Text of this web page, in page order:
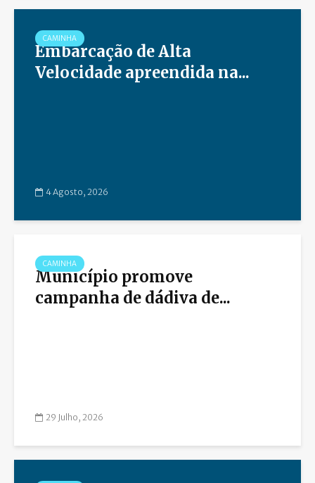
CAMINHA
Embarcação de Alta
Velocidade apreendida na...
4 Agosto, 2026
CAMINHA
Município promove
campanha de dádiva de...
29 Julho, 2026